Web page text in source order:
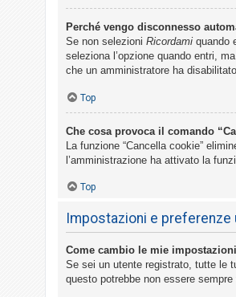
Perché vengo disconnesso
Se non selezioni Ricordami quando
seleziona l’opzione quando entri,
che un amministratore ha
Top
Che cosa provoca il comando
La funzione “Cancella cookie”
l’amministrazione ha attivato la
Top
Impostazioni e preferenze
Come cambio le mie
Se sei un utente registrato, tutte le
questo potrebbe non essere